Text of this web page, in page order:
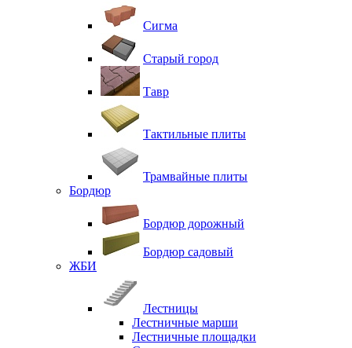
Сигма
Старый город
Тавр
Тактильные плиты
Трамвайные плиты
Бордюр
Бордюр дорожный
Бордюр садовый
ЖБИ
Лестницы
Лестничные марши
Лестничные площадки